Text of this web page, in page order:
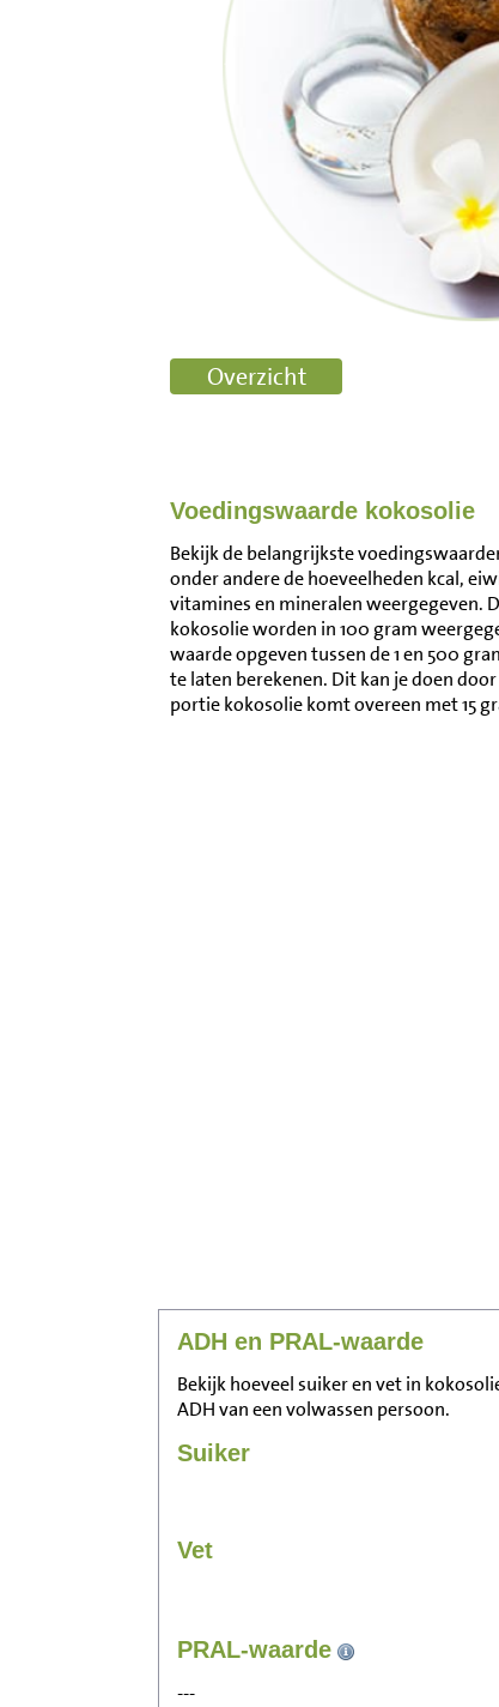
Voedingswaarde kokosolie
Bekijk de belangrijkste
onder andere de hoeveelheden kcal,
vitamines en mineralen weergegeven.
kokosolie worden in 100 gram
waarde opgeven tussen de 1 en 500
te laten berekenen. Dit kan je doen
portie kokosolie komt overeen met 15
ADH en PRAL-waarde
Bekijk hoeveel suiker en vet in
ADH van een volwassen persoon.
Suiker
Vet
PRAL-waarde
---